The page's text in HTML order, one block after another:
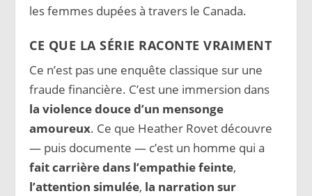
les femmes dupées à travers le Canada.
CE QUE LA SÉRIE RACONTE VRAIMENT
Ce n’est pas une enquête classique sur une
fraude financière. C’est une immersion dans
la violence douce d’un mensonge
amoureux. Ce que Heather Rovet découvre
— puis documente — c’est un homme qui a
fait carrière dans l’empathie feinte,
l’attention simulée, la narration sur